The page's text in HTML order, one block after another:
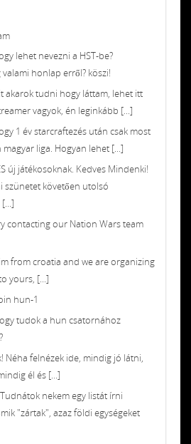
lehet nevezni a HST-be?
honlap erről? köszi!
akarok tudni hogy láttam, lehet itt
vagyok, én leginkább [...]
1 év starcraftezés után csak most
liga. Hogyan lehet [...]
új játékosoknak. Kedves Mindenki!
szünetet követően utolsó
contacting our Nation Wars team
from croatia and we are organizing
yours, [...]
hun-1
tudok a hun csatornához
Néha felnézek ide, mindig jó látni,
él és [...]
nekem egy listát írni
"zártak", azaz földi egységeket